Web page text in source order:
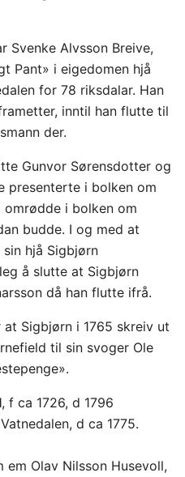
Svenke Alvsson Breive,
Pant» i eigedomen hjå
for 78 riksdalar. Han
inntil han flutte til
der.
Gunvor Sørensdotter og
presenterte i bolken om
omrødde i bolken om
budde. I og med at
hjå Sigbjørn
å slutte at Sigbjørn
då han flutte ifrå.
Sigbjørn i 1765 skreiv ut
til sin svoger Ole
, f ca 1726, d 1796
d ca 1775.
em Olav Nilsson Husevoll,